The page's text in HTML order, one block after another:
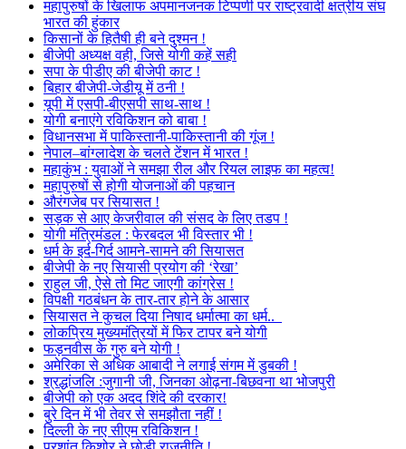
महापुरुषों के खिलाफ अपमानजनक टिप्पणी पर राष्ट्रवादी क्षत्रीय संघ
भारत की हुंकार
किसानों के हितैषी ही बने दुश्मन !
बीजेपी अध्यक्ष वही, जिसे योगी कहें सही
सपा के पीडीए की बीजेपी काट !
बिहार बीजेपी-जेडीयू में ठनी !
यूपी में एसपी-बीएसपी साथ-साथ !
योगी बनाएंगे रविकिशन को बाबा !
विधानसभा में पाकिस्तानी-पाकिस्तानी की गूंज !
नेपाल–बांग्लादेश के चलते टेंशन में भारत !
महाकुंभ : युवाओं ने समझा रील और रियल लाइफ का महत्व!
महापुरुषों से होगी योजनाओं की पहचान
औरंगजेब पर सियासत !
सड़क से आए केजरीवाल की संसद के लिए तडप !
योगी मंत्रिमंडल : फेरबदल भी विस्तार भी !
धर्म के इर्द-गिर्द आमने-सामने की सियासत
बीजेपी के नए सियासी प्रयोग की ‘रेखा’
राहुल जी, ऐसे तो मिट जाएगी कांग्रेस !
विपक्षी गठबंधन के तार-तार होने के आसार
सियासत ने कुचल दिया निषाद धर्मात्मा का धर्म..
लोकप्रिय मुख्यमंत्रियों में फिर टापर बने योगी
फड़नवीस के गुरु बने योगी !
अमेरिका से अधिक आबादी ने लगाई संगम में डुबकी !
श्रद्धांजलि :जुगानी जी, जिनका ओढ़ना-बिछवना था भोजपुरी
बीजेपी को एक अदद शिंदे की दरकार!
बुरे दिन में भी तेवर से समझौता नहीं !
दिल्ली के नए सीएम रविकिशन !